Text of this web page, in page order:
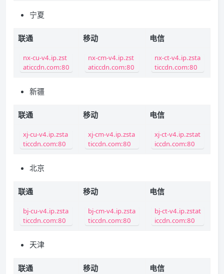
宁夏
联通 移动 电信
nx-cu-v4.ip.zst
aticcdn.com:80
nx-cm-v4.ip.zst
aticcdn.com:80
nx-ct-v4.ip.zsta
ticcdn.com:80
新疆
联通 移动 电信
xj-cu-v4.ip.zsta
ticcdn.com:80
xj-cm-v4.ip.zsta
ticcdn.com:80
xj-ct-v4.ip.zstat
iccdn.com:80
北京
联通 移动 电信
bj-cu-v4.ip.zsta
ticcdn.com:80
bj-cm-v4.ip.zsta
ticcdn.com:80
bj-ct-v4.ip.zstat
iccdn.com:80
天津
联通 移动 电信